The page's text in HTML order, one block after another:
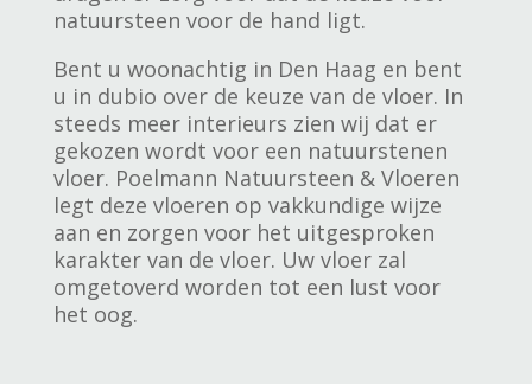
natuursteen voor de hand ligt.
Bent u woonachtig in Den Haag en bent
u in dubio over de keuze van de vloer. In
steeds meer interieurs zien wij dat er
gekozen wordt voor een natuurstenen
vloer. Poelmann Natuursteen & Vloeren
legt deze vloeren op vakkundige wijze
aan en zorgen voor het uitgesproken
karakter van de vloer. Uw vloer zal
omgetoverd worden tot een lust voor
het oog.